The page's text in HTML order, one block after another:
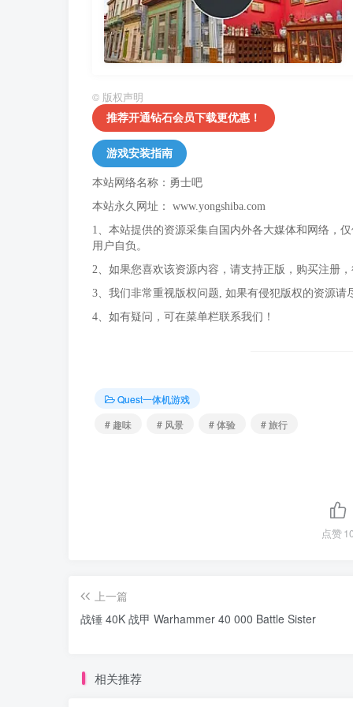
© 版权声明
推荐开通钻石会员下载更优惠！
游戏安装指南
本站网络名称：勇士吧
本站永久网址： www.yongshiba.com
1、本站提供的资源采集自国内外各大媒体和网络，
用户自负。
2、如果您喜欢该资源内容，请支持正版，购买注册
3、我们非常重视版权问题, 如果有侵犯版权的资源
4、如有疑问，可在菜单栏联系我们！
Quest一体机游戏
# 趣味
# 风景 # 体验 # 旅行
点赞
上一篇
战锤 40K 战甲 Warhammer 40 000 Battle Sister
相关推荐